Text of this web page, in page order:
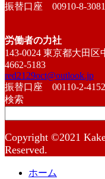
振替口座 00910-8-
労働者の力社
143-0024 東京都大田
4662-5183
red2129oct@outlook.jp
振替口座 00110-2-
検索
Copyright ©2021
Reserved.
ホーム